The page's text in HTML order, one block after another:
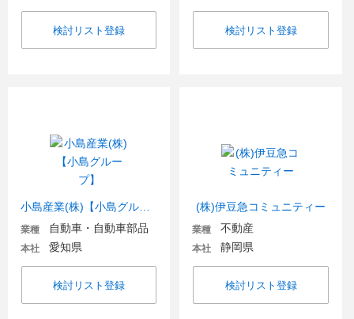
検討リスト登録 検討リスト登録
業種 自動車・自動車部品
本社 愛知県
検討リスト登録
(株)伊豆急コミュニティー
業種 不動産
本社 静岡県
検討リスト登録